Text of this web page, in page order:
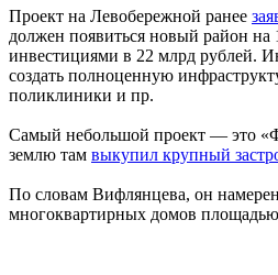
Проект на Левобережной ранее
должен появиться новый район на
инвестициями в 22 млрд рублей.
создать полноценную
поликлиники и пр.
Самый небольшой проект — это
землю там выкупил крупный
По словам Вифлянцева, он
многоквартирных домов